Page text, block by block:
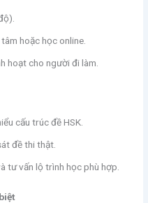
hoặc học online.
hoạt cho người đi làm.
cấu trúc đề HSK.
đề thi thật.
tư vấn lộ trình học phù hợp.